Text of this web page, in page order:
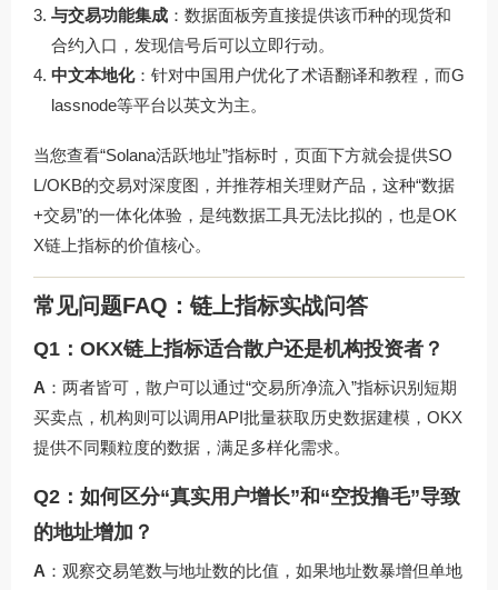
与交易功能集成 ：数据面板旁直接提供该币种的现货和
合约入口，发现信号后可以立即行动。
中文本地化：针对中国用户优化了术语翻译和教程，而G
lassnode等平台以英文为主。
当您查看“Solana活跃地址”指标时，页面下方就会提供SO
L/OKB的交易对深度图，并推荐相关理财产品，这种“数据
+交易”的一体化体验，是纯数据工具无法比拟的，也是OK
X链上指标的价值核心。
常见问题FAQ：链上指标实战问答
Q1：OKX链上指标适合散户还是机构投资者？
A ：两者皆可，散户可以通过“交易所净流入”指标识别短期
买卖点，机构则可以调用API批量获取历史数据建模，OKX
提供不同颗粒度的数据，满足多样化需求。
Q2：如何区分“真实用户增长”和“空投撸毛”导致
的地址增加？
A ：观察交易笔数与地址数的比值，如果地址数暴增但单地